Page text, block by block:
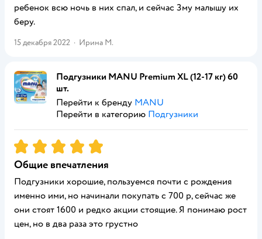
ребенок всю ночь в них спал, и сейчас 3му малышу их
беру.
15 декабря 2022 · Ирина М.
Подгузники MANU Premium XL (12-17 кг) 60
шт.
Перейти к бренду MANU
Перейти в категорию Подгузники
Рейтинг:5
Общие впечатления
Подгузники хорошие, пользуемся почти с рождения
именно ими, но начинали покупать с 700 р, сейчас же
они стоят 1600 и редко акции стоящие. Я понимаю рост
цен, но в два раза это грустно